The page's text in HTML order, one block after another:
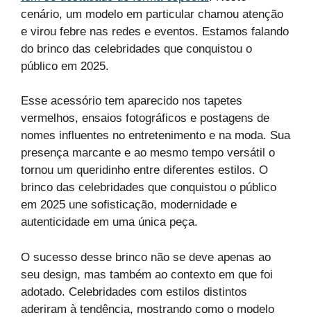
cenário, um modelo em particular chamou atenção
e virou febre nas redes e eventos. Estamos falando
do brinco das celebridades que conquistou o
público em 2025.
Esse acessório tem aparecido nos tapetes
vermelhos, ensaios fotográficos e postagens de
nomes influentes no entretenimento e na moda. Sua
presença marcante e ao mesmo tempo versátil o
tornou um queridinho entre diferentes estilos. O
brinco das celebridades que conquistou o público
em 2025 une sofisticação, modernidade e
autenticidade em uma única peça.
O sucesso desse brinco não se deve apenas ao
seu design, mas também ao contexto em que foi
adotado. Celebridades com estilos distintos
aderiram à tendência, mostrando como o modelo